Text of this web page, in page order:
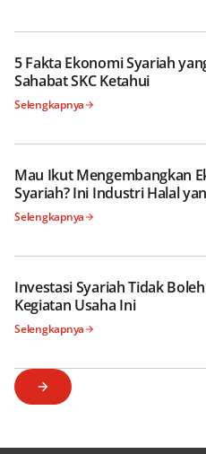
5 Fakta Ekonomi Syariah
Sahabat SKC Ketahui
Selengkapnya
Mau Ikut Mengembangkan
Syariah? Ini Industri Halal
Selain Keuangan Syariah
Selengkapnya
Investasi Syariah Tidak
Kegiatan Usaha Ini
Selengkapnya